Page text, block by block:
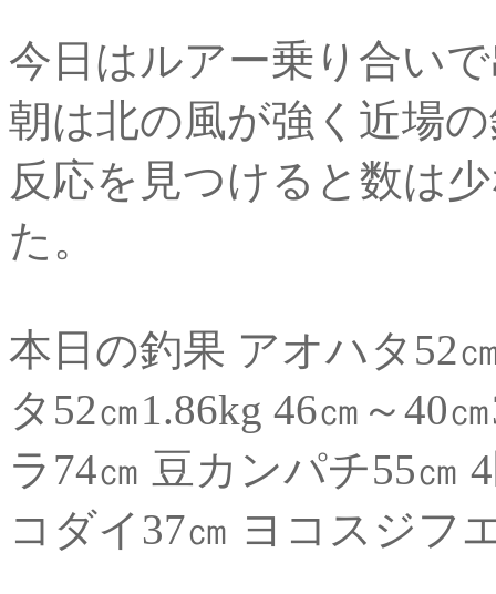
今日はルアー乗り合い
朝は北の風が強く近場
反応を見つけると数は
た。
本日の釣果 アオハタ52
タ52㎝1.86kg 46㎝～40
ラ74㎝ 豆カンパチ55㎝
コダイ37㎝ ヨコスジフ